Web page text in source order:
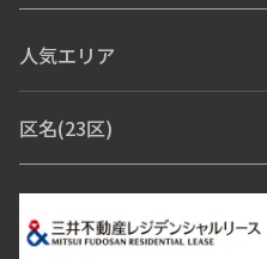
ブランドマンション
人気エリア
青山・表参道・原宿
市ヶ谷・神楽坂・
芝浦・汐留・品川
月島・勝どき
区名(23区)
江
豊島区
杉並区 板橋区